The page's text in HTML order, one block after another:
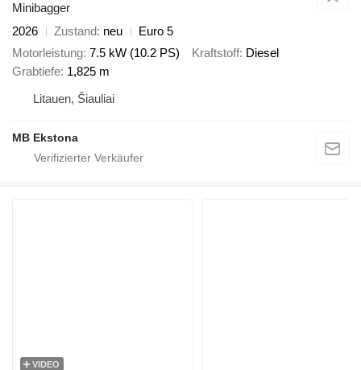
Minibagger
2026
Zustand neu
Euro 5
Motorleistung 7.5 kW (10.2 PS) Kraftstoff Diesel
Grabtiefe 1,825 m
Litauen, Šiauliai
MB Ekstona
VIDEO